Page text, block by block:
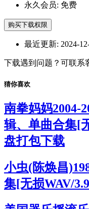
永久会员: 免费
购买下载权限
最近更新: 2024-
下载遇到问题？可联系
猜你喜欢
南拳妈妈2004-
辑、单曲合集[
盘打包下载
小虫(陈焕昌
集[无损WAV/